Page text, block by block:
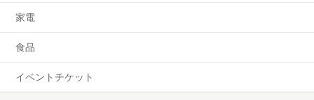
家電
食品
イベントチケット